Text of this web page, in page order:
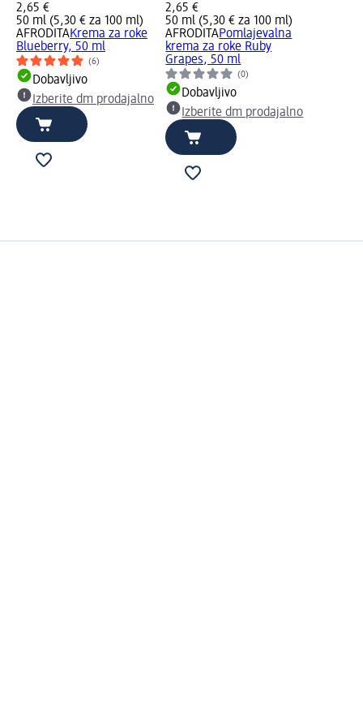
2,65 €
50 ml (5,30 € za 100 ml)
AFRODITAKrema za roke
Blueberry, 50 ml
(6)
Dobavljivo
Izberite dm prodajalno
2,65 €
50 ml (5,30 € za 100 ml)
AFRODITAPomlajevalna
krema za roke Ruby
Grapes, 50 ml
(0)
Dobavljivo
Izberite dm prodajalno